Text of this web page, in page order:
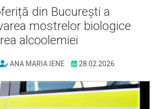
din București a
mostrelor biologice
alcoolemiei
ANA MARIA IENE 28.02.2026